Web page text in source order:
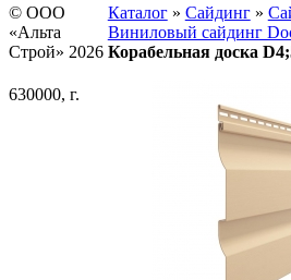
Каталог» Сайдинг»
Виниловый сайдинг
Корабельная доска
© ООО
«Альта
Строй» 2026
630000, г.